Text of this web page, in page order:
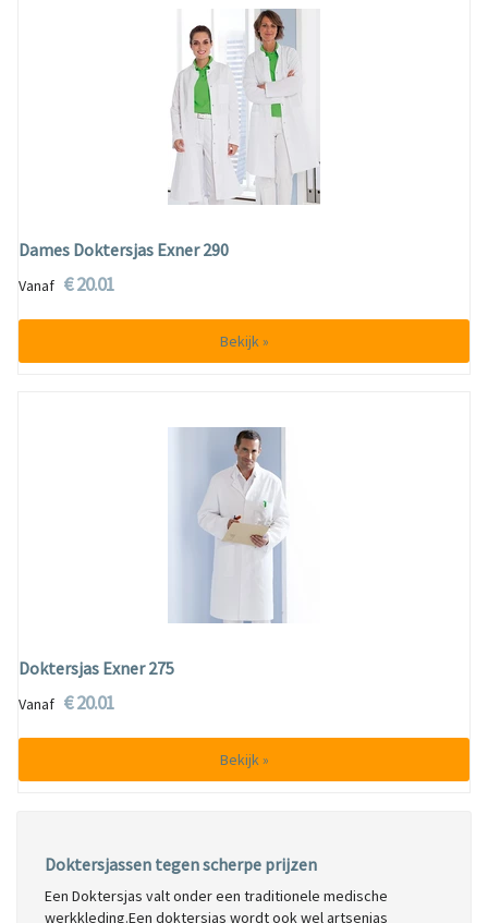
Dames Doktersjas Exner 290
Vanaf € 20.01
Bekijk »
Doktersjas Exner 275
Vanaf € 20.01
Bekijk »
Doktersjassen tegen scherpe prijzen
Een Doktersjas valt onder een traditionele medische
werkkleding.Een doktersjas wordt ook wel artsenjas